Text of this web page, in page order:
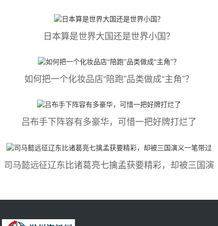
日本算是世界大国还是世界小国？
如何把一个化妆品店“陪跑”品类做成“主角”？
吕布手下阵容有多豪华，可惜一把好牌打烂了
司马懿​远征辽东比诸葛亮七擒孟获要精彩，却被三国演